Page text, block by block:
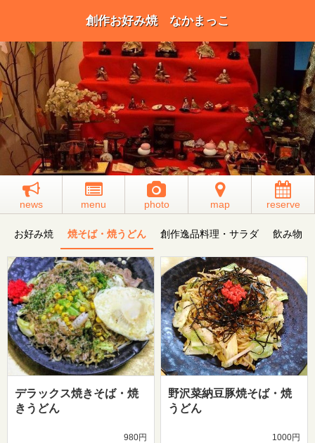
創作お好み焼 なかまっこ
news menu photo map reserve
お好み焼 焼そば・焼うどん 創作逸品料理・サラダ 飲み物
デラックス焼きそば・焼
きうどん
980円
野沢菜納豆豚焼そば・焼
うどん
1000円